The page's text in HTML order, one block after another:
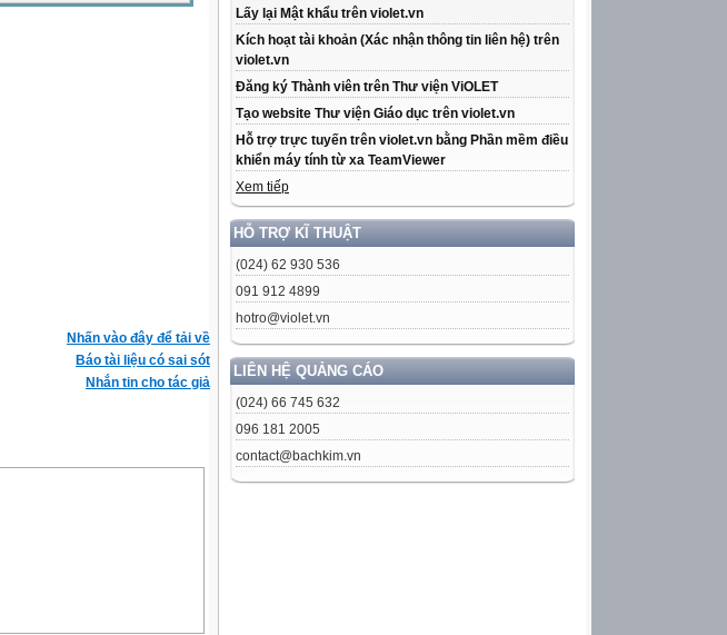
Lấy lại Mật khẩu trên violet.vn
Kích hoạt tài khoản (Xác nhận thông tin liên hệ) trên
violet.vn
Đăng ký Thành viên trên Thư viện ViOLET
Tạo website Thư viện Giáo dục trên violet.vn
Hỗ trợ trực tuyến trên violet.vn bằng Phần mềm điều
khiển máy tính từ xa TeamViewer
Xem tiếp
HỖ TRỢ KĨ THUẬT
(024) 62 930 536
091 912 4899
hotro@violet.vn
LIÊN HỆ QUẢNG CÁO
(024) 66 745 632
096 181 2005
contact@bachkim.vn
Nhấn vào đây để tải về
Báo tài liệu có sai sót
Nhắn tin cho tác giả